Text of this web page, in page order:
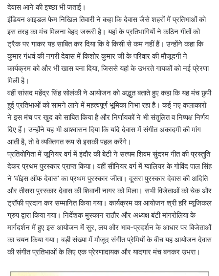
देवास आने की इच्छा भी जताई।
इंडियन आइडल फेम निखिल तिवारी ने कहा कि देवास जैसे शहरों में प्रतिभाओं को
इस तरह का मंच मिलना बेहद जरूरी है। यहां के प्रतिभागियों ने कठिन गीतों को
ट्रैक पर गाकर यह साबित कर दिया कि वे किसी से कम नहीं हैं। उन्होंने कहा कि
कुमार गंधर्व की नगरी देवास में किशोर कुमार जी के परिवार की मौजूदगी ने
कार्यक्रम को और भी खास बना दिया, जिससे यहां के उभरते गायकों को नई प्रेरणा
मिली है।
वहीं सांसद महेंद्र सिंह सोलंकी ने आयोजन को अद्भुत बताते हुए कहा कि यह मंच छुपी
हुई प्रतिभाओं को सामने लाने में महत्वपूर्ण भूमिका निभा रहा है। कई नए कलाकारों
ने इस मंच पर खुद को साबित किया है और निर्णायकों ने भी संतुलित व निष्पक्ष निर्णय
दिए हैं। उन्होंने यह भी आश्वासन दिया कि यदि देवास में संगीत अकादमी की मांग
आती है, तो वे व्यक्तिगत रूप से इसकी पहल करेंगे।
प्रतियोगिता में जूनियर वर्ग में इंदौर की बेटी ने सत्यम शिवम सुंदरम गीत की प्रस्तुति
देकर प्रथम पुरस्कार प्राप्त किया। वहीं सीनियर वर्ग में ग्वालियर के गोविंद पाल सिंह
ने ‘वॉइस ऑफ देवास’ का प्रथम पुरस्कार जीता। दूसरा पुरस्कार देवास की अदिति
और तीसरा पुरस्कार देवास की शिवानी नागर को मिला। सभी विजेताओं को चेक और
ट्रॉफी प्रदान कर सम्मानित किया गया। कार्यक्रम का आयोजन श्री हरि म्यूजिकल
ग्रुप द्वारा किया गया। निर्देशक मुस्कान राठौर और अध्यक्ष बंटी मांगरोलिया के
मार्गदर्शन में हुए इस आयोजन में सुर, लय और भाव-प्रदर्शन के आधार पर विजेताओं
का चयन किया गया। बड़ी संख्या में मौजूद संगीत प्रेमियों के बीच यह आयोजन देवास
की संगीत प्रतिभाओं के लिए एक प्रेरणादायक और यादगार मंच बनकर उभरा।